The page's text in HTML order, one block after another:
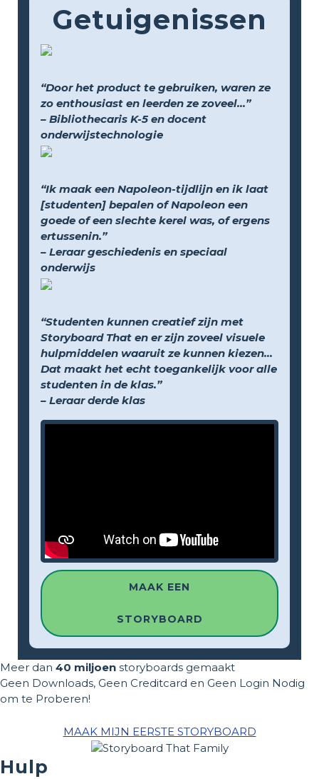
Getuigenissen
“Door het product te gebruiken, waren ze
zo enthousiast en leerden ze zoveel...”
– Bibliothecaris K-5 en docent
onderwijstechnologie
“Ik maak een Napoleon-tijdlijn en ik laat
[studenten] bepalen of Napoleon een
goede of een slechte kerel was, of ergens
ertussenin.”
– Leraar geschiedenis en speciaal
onderwijs
“Studenten kunnen creatief zijn met
Storyboard That en er zijn zoveel visuele
hulpmiddelen waaruit ze kunnen kiezen...
Dat maakt het echt toegankelijk voor alle
studenten in de klas.”
– Leraar derde klas
MAAK EEN
STORYBOARD
Meer dan 40 miljoen storyboards gemaakt
Geen Downloads, Geen Creditcard en Geen Login Nodig
om te Proberen!
MAAK MIJN EERSTE STORYBOARD
Hulp